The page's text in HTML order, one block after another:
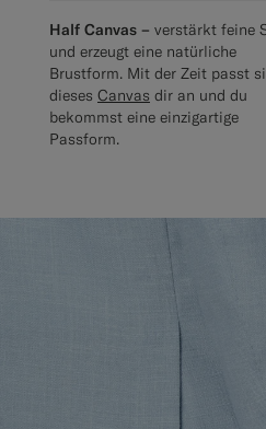
Half Canvas – verstärkt feine
und erzeugt eine natürliche
Brustform. Mit der Zeit passt
dieses Canvas dir an und du
bekommst eine einzigartige
Passform.